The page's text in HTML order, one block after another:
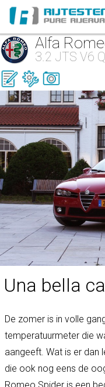
Alfa
3.2 JTS V6
Una bella
De zomer is in volle
temperatuurmeter die
aangeeft. Wat is er dan
die ook nog eens de